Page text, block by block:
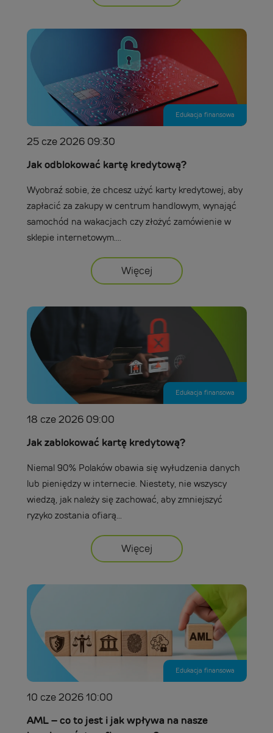
Edukacja finansowa
25 cze 2026 09:30
Jak odblokować kartę kredytową?
Wyobraź sobie, że chcesz użyć karty kredytowej, aby
zapłacić za zakupy w centrum handlowym, wynająć
samochód na wakacjach czy złożyć zamówienie w
sklepie internetowym....
Więcej
Edukacja finansowa
18 cze 2026 09:00
Jak zablokować kartę kredytową?
Niemal 90% Polaków obawia się wyłudzenia danych
lub pieniędzy w internecie. Niestety, nie wszyscy
wiedzą, jak należy się zachować, aby zmniejszyć
ryzyko zostania ofiarą...
Więcej
Edukacja finansowa
10 cze 2026 10:00
AML – co to jest i jak wpływa na nasze